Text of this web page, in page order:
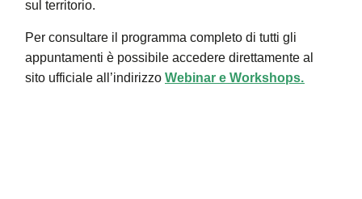
sul territorio.
Per consultare il programma completo di tutti gli
appuntamenti è possibile accedere direttamente al
sito ufficiale all’indirizzoWebinar e Workshops.